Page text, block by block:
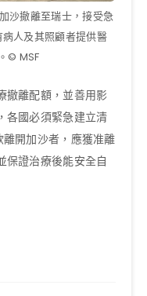
沙撤離至瑞士，接受急
人及其照顧者提供醫
© MSF
撤離配額，並善用影
各國必須緊急建立清
開加沙者，應獲准離
保證治療後能安全自